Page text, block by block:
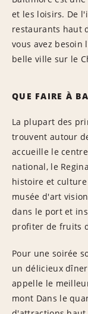
et les loisirs. De
restaurants haut
vous avez besoin
belle ville sur le
QUE FAIRE À
La plupart des
trouvent autour
accueille le
national, le
histoire et culture
musée d'art
dans le port et
profiter de fruits
Pour une soirée
un délicieux
appelle le
mont Dans le